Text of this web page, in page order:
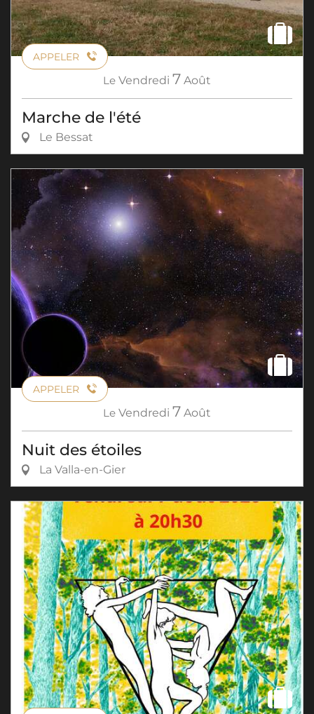
APPELER
Le Vendredi 7 Août
Marche de l'été
Le Bessat
APPELER
Le Vendredi 7 Août
Nuit des étoiles
La Valla-en-Gier